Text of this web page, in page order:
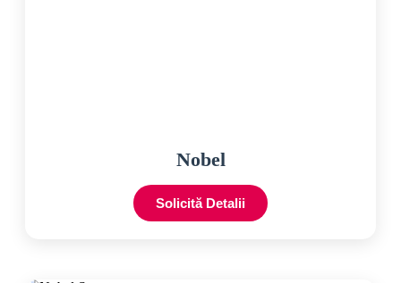
Nobel
Solicită Detalii